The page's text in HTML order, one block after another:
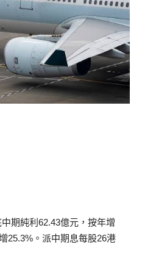
期純利62.43億元，按年增
25.3%。派中期息每股26港